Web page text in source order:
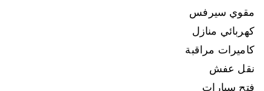
مقوي سيرفس
كهربائي منازل
كاميرات مراقبة
نقل عفش
فتح سيارات